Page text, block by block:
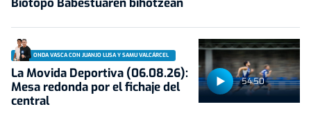
Biotopo Babestuaren bihotzean
54:50
ONDA VASCA CON JUANJO LUSA Y SAMU VALCÁRCEL
La Movida Deportiva (06.08.26):
Mesa redonda por el fichaje del
central